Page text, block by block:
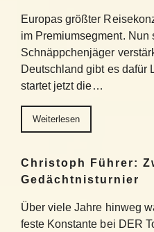
Europas größter
im Premiumsegment. Nun
Schnäppchenjäger
Deutschland gibt es dafür
startet jetzt die…
Weiterlesen
Christoph Führer:
Gedächtnisturnier
Über viele Jahre hinweg
feste Konstante bei DER